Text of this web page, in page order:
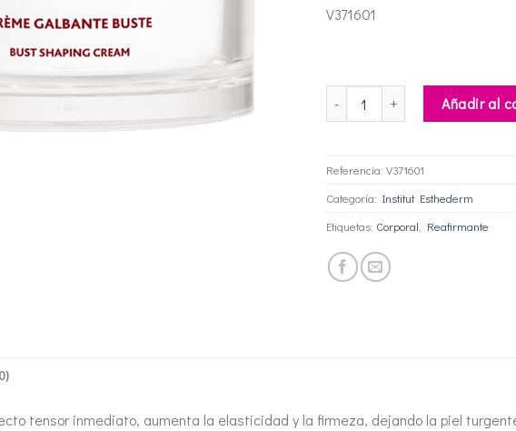
V371601
Crema Firmeza Busto cantidad
Añadir al
Referencia: V371601
Categoría: Institut Esthederm
Etiquetas: Corporal Reafirmante
tensor inmediato, aumenta la elasticidad y la firmeza, dejando la piel